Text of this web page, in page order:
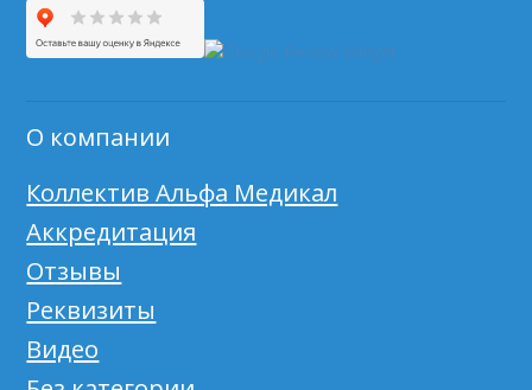
О компании
Коллектив Альфа Медикал
Аккредитация
Отзывы
Реквизиты
Видео